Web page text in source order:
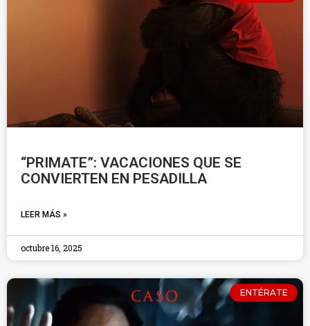
“PRIMATE”: VACACIONES QUE SE
CONVIERTEN EN PESADILLA
LEER MÁS »
octubre 16, 2025
ENTÉRATE